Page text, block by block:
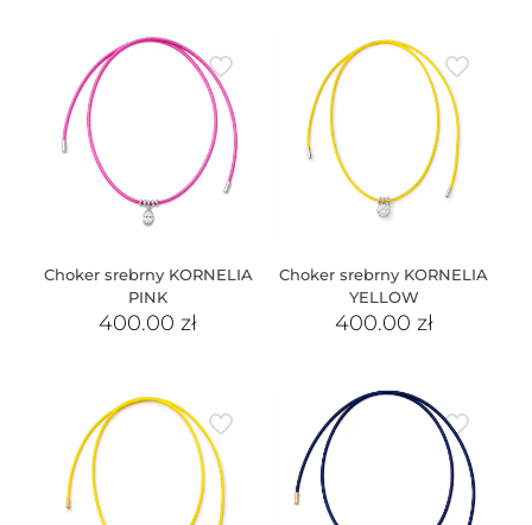
Choker srebrny KORNELIA
PINK
400.00zł
Choker srebrny KORNELIA
YELLOW
400.00 zł